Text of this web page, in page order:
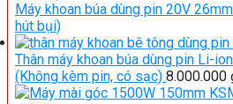
Máy khoan búa dùng pin 20V
hút bụi)
Thân máy khoan búa dùng pin Li-
(Không kèm pin, có sạc) 8.000.000